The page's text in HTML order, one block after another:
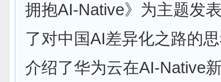
拥抱AI-Native》为主题发
了对中国AI差异化之路的
介绍了华为云在AI-Native